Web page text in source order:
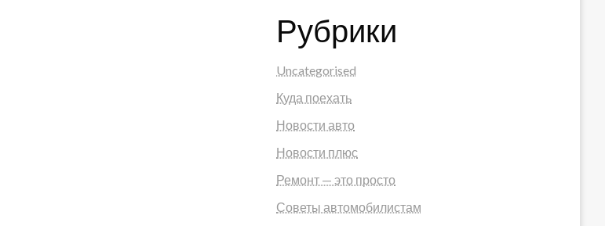
Рубрики
Uncategorised
Куда поехать
Новости авто
Новости плюс
Ремонт — это просто
Советы автомобилистам